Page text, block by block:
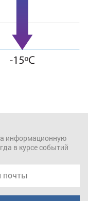
информационную
в курсе событий